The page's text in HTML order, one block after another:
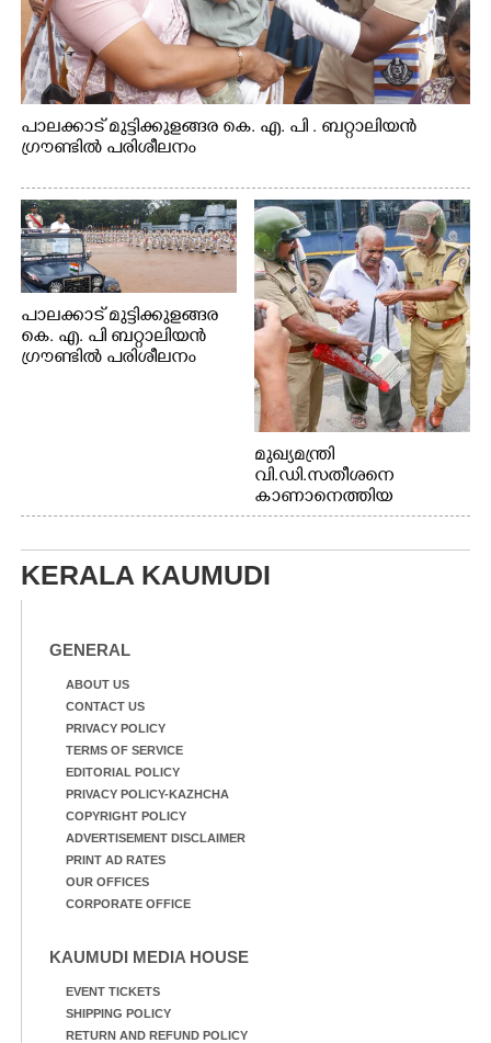
പാലക്കാട് മുട്ടിക്കുളങ്ങര കെ. എ. പി . ബറ്റാലിയൻ
ഗ്രൗണ്ടിൽ പരിശീലനം
പാലക്കാട് മുട്ടിക്കുളങ്ങര
കെ. എ. പി ബറ്റാലിയൻ
ഗ്രൗണ്ടിൽ പരിശീലനം
മുഖ്യമന്ത്രി
വി.ഡി.സതീശനെ
കാണാനെത്തിയ
മോഹനൻ നായർ
KERALA KAUMUDI
GENERAL
ABOUT US
CONTACT US
PRIVACY POLICY
TERMS OF SERVICE
EDITORIAL POLICY
PRIVACY POLICY-KAZHCHA
COPYRIGHT POLICY
ADVERTISEMENT DISCLAIMER
PRINT AD RATES
OUR OFFICES
CORPORATE OFFICE
KAUMUDI MEDIA HOUSE
EVENT TICKETS
SHIPPING POLICY
RETURN AND REFUND POLICY